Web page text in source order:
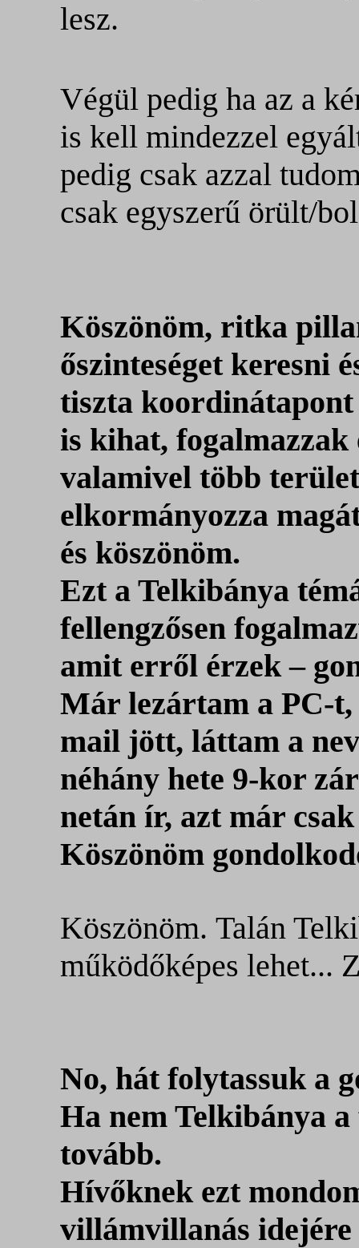
lesz.
Végül pedig ha az a
is kell mindezzel
pedig csak azzal
csak egyszerű örült/
Köszönöm, ritka
őszinteséget keresni
tiszta
is kihat, fogalmazzak
valamivel több
elkormányozza
és köszönöm.
Ezt a Telkibánya
fellengzősen
amit erről érzek –
Már lezártam a PC-t,
mail jött, láttam a
néhány hete 9-kor
netán ír, azt már
Köszönöm
Köszönöm. Talán
működőképes lehet...
No, hát folytassuk a
Ha nem Telkibánya
tovább.
Hívőknek ezt
villámvillanás